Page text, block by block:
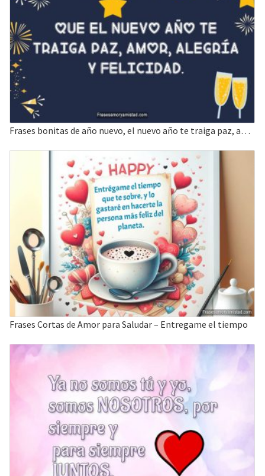
Frases bonitas de año nuevo, el nuevo año te traiga paz, amor, alegría y felicidad.
Frases Cortas de Amor para Saludar – Entregame el tiempo